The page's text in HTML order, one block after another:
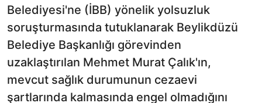
Belediyesi'ne (İBB) yönelik yolsuzluk
soruşturmasında tutuklanarak Beylikdüzü
Belediye Başkanlığı görevinden
uzaklaştırılan Mehmet Murat Çalık'ın,
mevcut sağlık durumunun cezaevi
şartlarında kalmasında engel olmadığını